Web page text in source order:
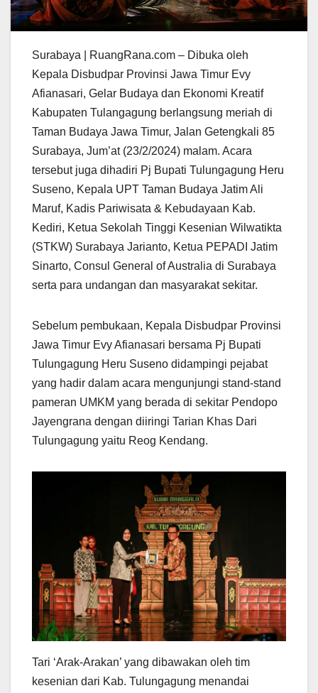
Surabaya | RuangRana.com – Dibuka oleh
Kepala Disbudpar Provinsi Jawa Timur Evy
Afianasari, Gelar Budaya dan Ekonomi Kreatif
Kabupaten Tulangagung berlangsung meriah di
Taman Budaya Jawa Timur, Jalan Getengkali 85
Surabaya, Jum’at (23/2/2024) malam. Acara
tersebut juga dihadiri Pj Bupati Tulungagung Heru
Suseno, Kepala UPT Taman Budaya Jatim Ali
Maruf, Kadis Pariwisata & Kebudayaan Kab.
Kediri, Ketua Sekolah Tinggi Kesenian Wilwatikta
(STKW) Surabaya Jarianto, Ketua PEPADI Jatim
Sinarto, Consul General of Australia di Surabaya
serta para undangan dan masyarakat sekitar.
Sebelum pembukaan, Kepala Disbudpar Provinsi
Jawa Timur Evy Afianasari bersama Pj Bupati
Tulungagung Heru Suseno didampingi pejabat
yang hadir dalam acara mengunjungi stand-stand
pameran UMKM yang berada di sekitar Pendopo
Jayengrana dengan diiringi Tarian Khas Dari
Tulungagung yaitu Reog Kendang.
Tari ‘Arak-Arakan’ yang dibawakan oleh tim
kesenian dari Kab. Tulungagung menandai